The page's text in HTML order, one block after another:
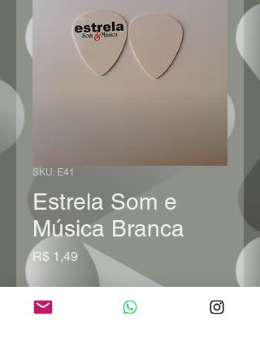
SKU: E41
Estrela Som e
Música Branca
R$ 1,49 Preço
Quantidade *